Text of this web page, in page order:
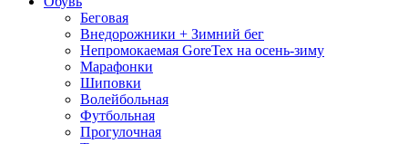
Беговая
Внедорожники + Зимний бег
Непромокаемая GoreTex на осень-зиму
Марафонки
Шиповки
Волейбольная
Футбольная
Прогулочная